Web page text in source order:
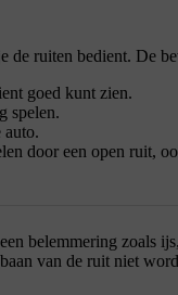
ruiten bedient. De
goed kunt zien.
spelen.
auto.
door een open ruit,
belemmering zoals
van de ruit niet